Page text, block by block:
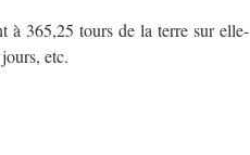
à 365,25 tours de la terre sur elle-
etc.